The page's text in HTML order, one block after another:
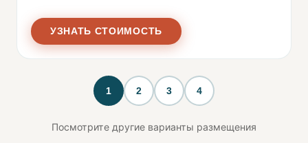
УЗНАТЬ СТОИМОСТЬ
1 2 3 4
Посмотрите другие варианты размещения